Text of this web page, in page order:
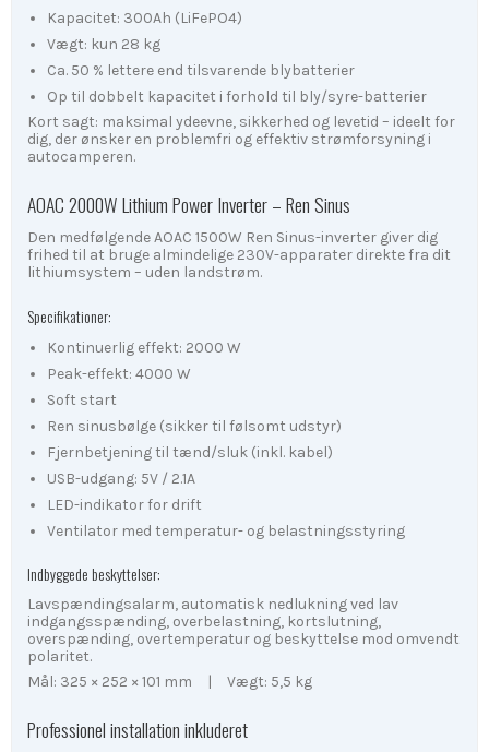
Kapacitet: 300Ah (LiFePO4)
Vægt: kun 28 kg
Ca. 50 % lettere end tilsvarende blybatterier
Op til dobbelt kapacitet i forhold til bly/syre-batterier
Kort sagt: maksimal ydeevne, sikkerhed og levetid – ideelt for
dig, der ønsker en problemfri og effektiv strømforsyning i
autocamperen.
AOAC 2000W Lithium Power Inverter – Ren Sinus
Den medfølgende AOAC 1500W Ren Sinus-inverter giver dig
frihed til at bruge almindelige 230V-apparater direkte fra dit
lithiumsystem – uden landstrøm.
Specifikationer:
Kontinuerlig effekt: 2000 W
Peak-effekt: 4000 W
Soft start
Ren sinusbølge (sikker til følsomt udstyr)
Fjernbetjening til tænd/sluk (inkl. kabel)
USB-udgang: 5V / 2.1A
LED-indikator for drift
Ventilator med temperatur- og belastningsstyring
Indbyggede beskyttelser:
Lavspændingsalarm, automatisk nedlukning ved lav
indgangsspænding, overbelastning, kortslutning,
overspænding, overtemperatur og beskyttelse mod omvendt
polaritet.
Mål: 325 × 252 × 101 mm | Vægt: 5,5 kg
Professionel installation inkluderet